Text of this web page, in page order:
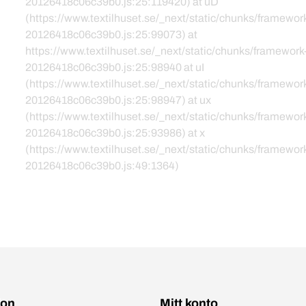
(https://www.textilhuset.se/_next/static/chunks/
20126418c06c39b0.js:25:99073) at
https://www.textilhuset.se/_next/static/chunks/
20126418c06c39b0.js:25:98940 at uI
(https://www.textilhuset.se/_next/static/chunks/
20126418c06c39b0.js:25:98947) at ux
(https://www.textilhuset.se/_next/static/chunks/
20126418c06c39b0.js:25:93986) at x
(https://www.textilhuset.se/_next/static/chunks/
20126418c06c39b0.js:49:1364)